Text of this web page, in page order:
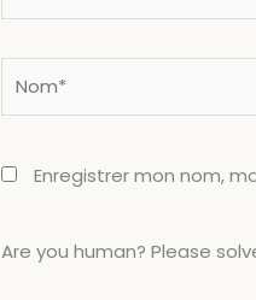
Enregistrer mon nom,
Are you human? Please